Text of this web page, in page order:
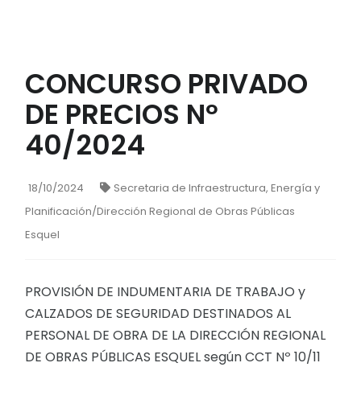
CONCURSO PRIVADO
DE PRECIOS Nº
40/2024
18/10/2024
Secretaria de Infraestructura, Energía y
Planificación/Dirección Regional de Obras Públicas
Esquel
PROVISIÓN DE INDUMENTARIA DE TRABAJO y
CALZADOS DE SEGURIDAD DESTINADOS AL
PERSONAL DE OBRA DE LA DIRECCIÓN REGIONAL
DE OBRAS PÚBLICAS ESQUEL según CCT Nº 10/11